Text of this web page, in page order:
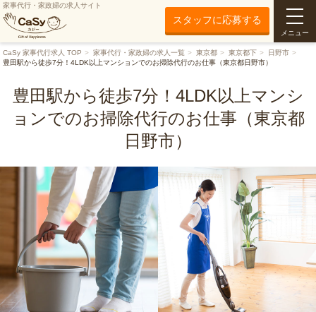
家事代行・家政婦の求人サイト
スタッフに応募する
メニュー
CaSy 家事代行求人 TOP 家事代行・家政婦の求人一覧 東京都 東京都下
日野市
豊田駅から徒歩7分！4LDK以上マンションでのお掃除代行のお仕事（東京都日野市）
豊田駅から徒歩7分！4LDK以上マンシ
ョンでのお掃除代行のお仕事（東京都
日野市）